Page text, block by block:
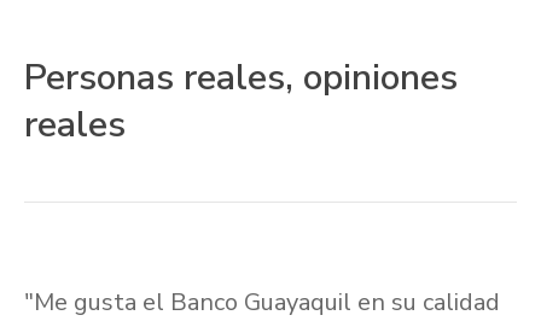
Personas reales, opiniones
reales
"Me gusta el Banco Guayaquil en su calidad